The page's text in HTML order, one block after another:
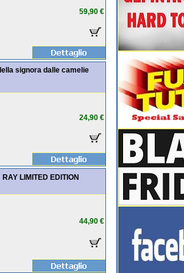
59,90 €
signora dalle camelie
24,90 €
LIMITED EDITION
44,90 €